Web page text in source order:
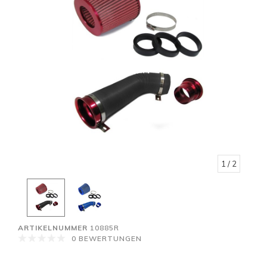
1 / 2
ARTIKELNUMMER 10885R
0 BEWERTUNGEN